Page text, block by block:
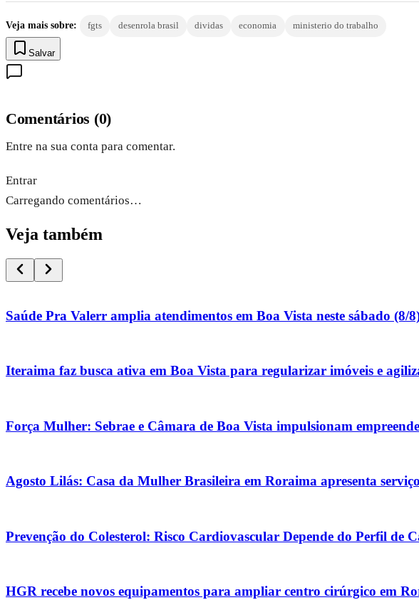
Veja mais sobre: fgts desenrola brasil dividas economia ministerio do trabalho
Salvar
Comentários (0)
Entre na sua conta para comentar.
Entrar
Carregando comentários…
Veja também
Saúde Pra Valerr amplia atendimentos em Boa Vista neste sábado (8/
Iteraima faz busca ativa em Boa Vista para regularizar imóveis e
Força Mulher: Sebrae e Câmara de Boa Vista impulsionam
Agosto Lilás: Casa da Mulher Brasileira em Roraima apresenta
Prevenção do Colesterol: Risco Cardiovascular Depende do Perfil de
HGR recebe novos equipamentos para ampliar centro cirúrgico em